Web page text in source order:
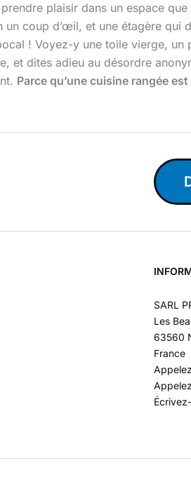
plaisir dans un espace
un coup d’œil, et une étagère qui
! Voyez-y une toile vierge,
et dites adieu au désordre
Parce qu’une cuisine rangée
SARL
Les
63560
France